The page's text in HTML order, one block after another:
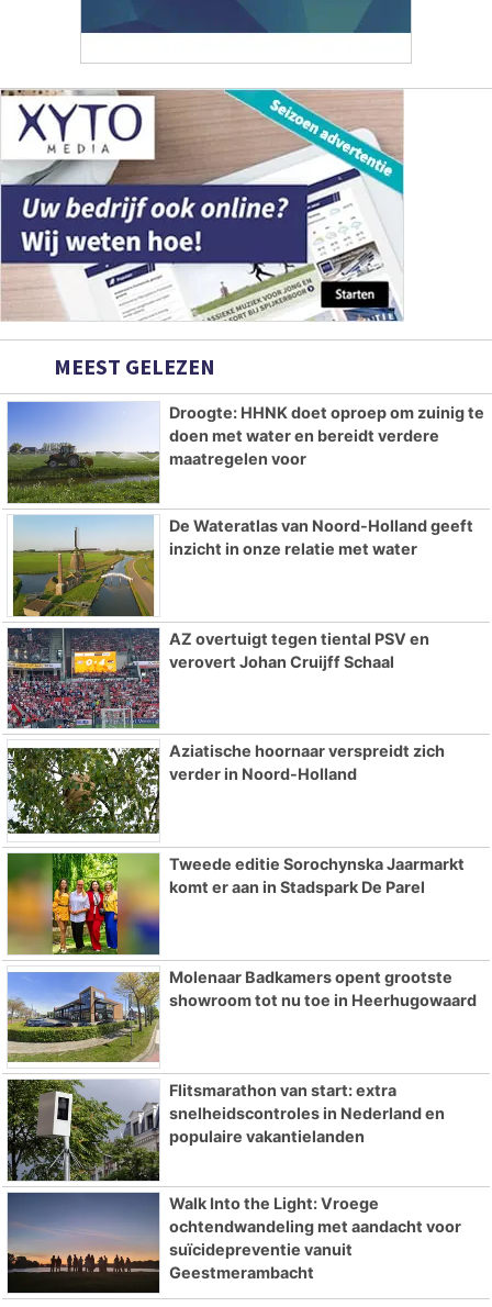
MEEST GELEZEN
Droogte: HHNK doet oproep om zuinig te
doen met water en bereidt verdere
maatregelen voor
De Wateratlas van Noord-Holland geeft
inzicht in onze relatie met water
AZ overtuigt tegen tiental PSV en
verovert Johan Cruijff Schaal
Aziatische hoornaar verspreidt zich
verder in Noord-Holland
Tweede editie Sorochynska Jaarmarkt
komt er aan in Stadspark De Parel
Molenaar Badkamers opent grootste
showroom tot nu toe in Heerhugowaard
Flitsmarathon van start: extra
snelheidscontroles in Nederland en
populaire vakantielanden
Walk Into the Light: Vroege
ochtendwandeling met aandacht voor
suïcidepreventie vanuit
Geestmerambacht